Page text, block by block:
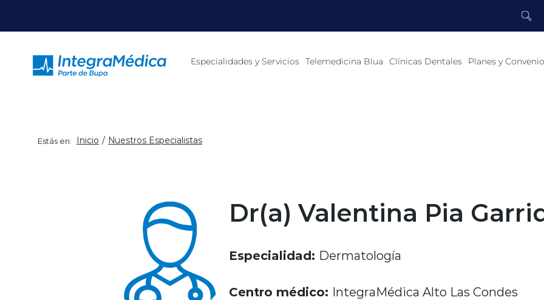
Especialidades y Servicios Telemedicina Blua Clínicas Dentales Planes y
Estás en: Inicio Nuestros Especialistas
Dr(a) Valentina Pia
Especialidad: Dermatología
Centro médico: IntegraMédica Alto Las Condes